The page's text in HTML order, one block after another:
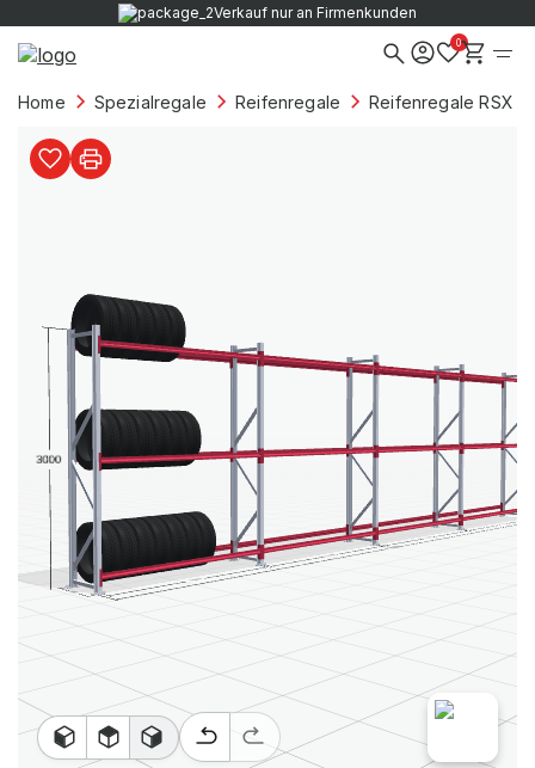
Verkauf nur an Firmenkunden
0
Home Spezialregale Reifenregale Reifenregale RSX